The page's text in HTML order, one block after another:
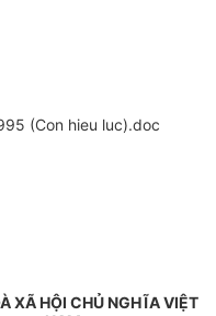
(Con hieu luc).doc
XÃ HỘI CHỦ NGHĨA VIỆT